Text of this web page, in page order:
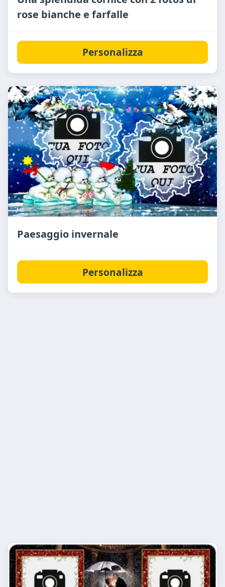
rose bianche e farfalle
Personalizza
Paesaggio invernale
Personalizza